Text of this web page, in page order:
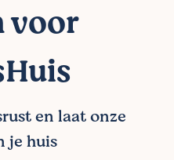
voor
en laat onze
je huis